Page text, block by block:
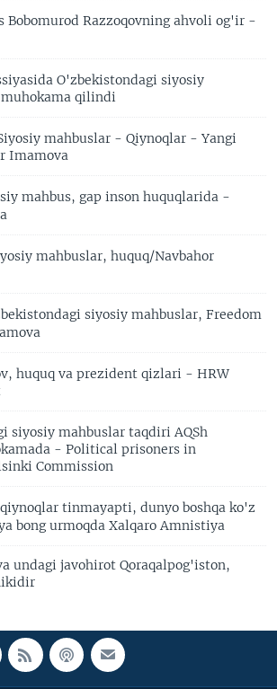
Bobomurod Razzoqovning ahvoli og'ir -
O'zbekistondagi siyosiy
qilindi
mahbuslar - Qiynoqlar - Yangi
Imamova
mahbus, gap inson huquqlarida -
mahbuslar, huquq/Navbahor
siyosiy mahbuslar, Freedom
huquq va prezident qizlari - HRW
siyosiy mahbuslar taqdiri AQSh
- Political prisoners in
Commission
tinmayapti, dunyo boshqa ko'z
bong urmoqda Xalqaro Amnistiya
undagi javohirot Qoraqalpog'iston,